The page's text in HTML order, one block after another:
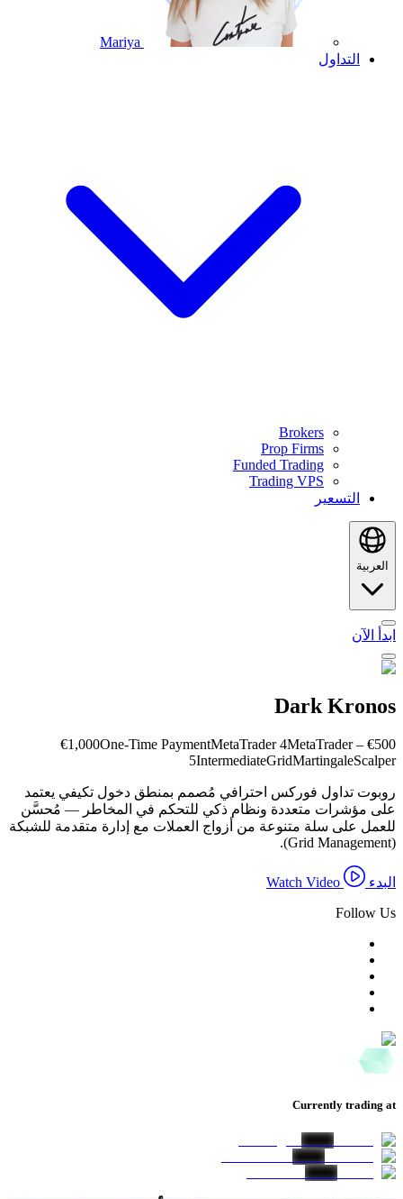
التداول
Brokers
Prop Firms
Funded Trading
Trading VPS
التسعير
العربية
ابدأ الآن
Dark Kronos
€500 – €1,000
One-Time PaymentMetaTrader 4MetaTrader
5IntermediateGridMartingaleScalper
روبوت تداول فوركس احترافي مُصمم بمنطق دخول تكيفي يعتمد
على مؤشرات متعددة ونظام ذكي للتحكم في المخاطر — مُحسَّن
للعمل على سلة متنوعة من أزواج العملات مع إدارة متقدمة للشبكة
(Grid Management).
البدء
Watch Video
Follow Us
Currently trading at